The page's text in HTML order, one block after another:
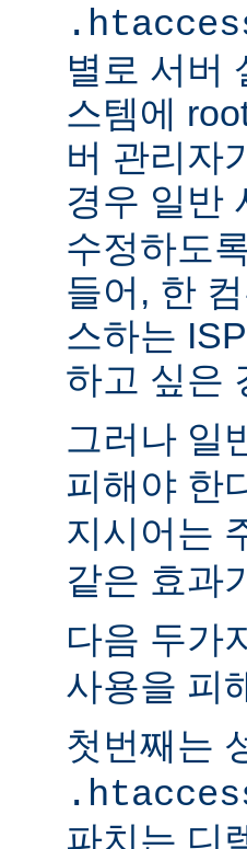
별로 서버
스템에
버 관리자
경우 일반
수정하도
들어, 한
스하는
하고 싶은
그러나 일
피해야 한
지시어는
같은 효과
다음 두가
사용을 피
첫번째는
파치는 디